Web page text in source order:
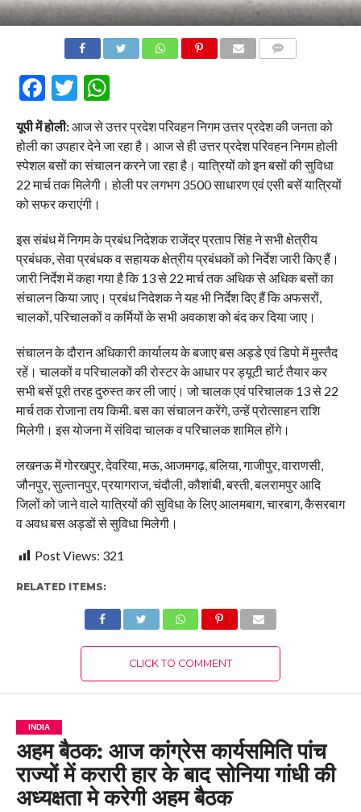
Facebook
Twitter
WhatsApp
यूपी में होली:आज से उत्तर प्रदेश परिवहन निगम उत्तर प्रदेश की जनता को
होली का उपहार देने जा रहा है। आज से ही उत्तर प्रदेश परिवहन निगम होली
स्पेशल बसों का संचालन करने जा रहा है। यात्रियों को इन बसों की सुविधा
22 मार्च तक मिलेगी। होली पर लगभग 3500 साधारण एवं एसी बसें यात्रियों
को सफर कराएंगी।
इस संबंध में निगम के प्रबंध निदेशक राजेंद्र प्रताप सिंह ने सभी क्षेत्रीय
प्रबंधक, सेवा प्रबंधक व सहायक क्षेत्रीय प्रबंधकों को निर्देश जारी किए हैं।
जारी निर्देश में कहा गया है कि 13 से 22 मार्च तक अधिक से अधिक बसों का
संचालन किया जाए। प्रबंध निदेशक ने यह भी निर्देश दिए हैं कि अफसरों,
चालकों, परिचालकों व कर्मियों के सभी अवकाश को बंद कर दिया जाए।
संचालन के दौरान अधिकारी कार्यालय के बजाए बस अड्डे एवं डिपो में मुस्तैद
रहें। चालकों व परिचालकों की रोस्टर के आधार पर ड्यूटी चार्ट तैयार कर
सभी बसें पूरी तरह दुरुस्त कर ली जाएं। जो चालक एवं परिचालक 13 से 22
मार्च तक रोजाना तय किमी. बस का संचालन करेंगे, उन्हें प्रोत्साहन राशि
मिलेगी। इस योजना में संविदा चालक व परिचालक शामिल होंगे।
लखनऊ में गोरखपुर, देवरिया, मऊ, आजमगढ़, बलिया, गाजीपुर, वाराणसी,
जौनपुर, सुल्तानपुर, प्रयागराज, चंदौली, कौशांबी, बस्ती, बलरामपुर आदि
जिलों को जाने वाले यात्रियों की सुविधा के लिए आलमबाग, चारबाग, कैसरबाग
व अवध बस अड्डों से सुविधा मिलेगी।
Post Views: 321
RELATED ITEMS:
CLICK TO COMMENT
INDIA
अहम बैठक: आज कांग्रेस कार्यसमिति पांच
राज्यों में करारी हार के बाद सोनिया गांधी की
अध्यक्षता मे करेगी अहम बैठक